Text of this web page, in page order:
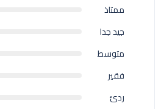
ممتاذ
جيد جدا
متوسط
فقير
ردئ